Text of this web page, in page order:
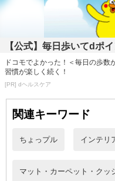
・ウオッシャブル仕様
【公式】毎日歩いてdポ
ドコモでよかった！＜毎日の歩数
習慣が楽しく続く！
[PR] dヘルスケア
関連キーワード
ちょっプル インテリ
マット・カーペット・クッ